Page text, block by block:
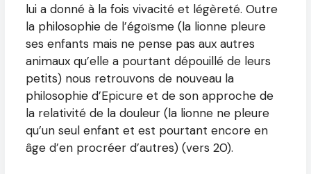
lui a donné à la fois vivacité et légèreté. Outre
la philosophie de l’égoïsme (la lionne pleure
ses enfants mais ne pense pas aux autres
animaux qu’elle a pourtant dépouillé de leurs
petits) nous retrouvons de nouveau la
philosophie d’Epicure et de son approche de
la relativité de la douleur (la lionne ne pleure
qu’un seul enfant et est pourtant encore en
âge d’en procréer d’autres) (vers 20).